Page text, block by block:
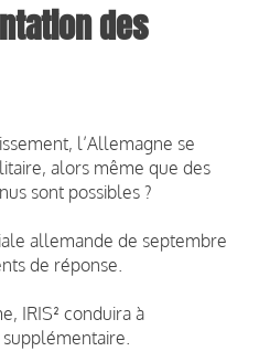
des
l’Allemagne se
alors même que des
sont possibles ?
allemande de septembre
de réponse.
IRIS² conduira à